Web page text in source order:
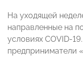
На уходящей
направленные на
условиях COVID-